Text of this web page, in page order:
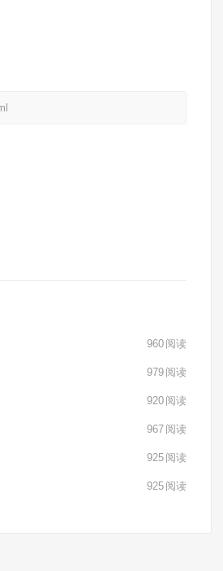
960 阅读
979 阅读
920 阅读
967 阅读
925 阅读
925 阅读